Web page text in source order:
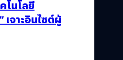
โนโลยี
เจาะอินไซต์ผู้